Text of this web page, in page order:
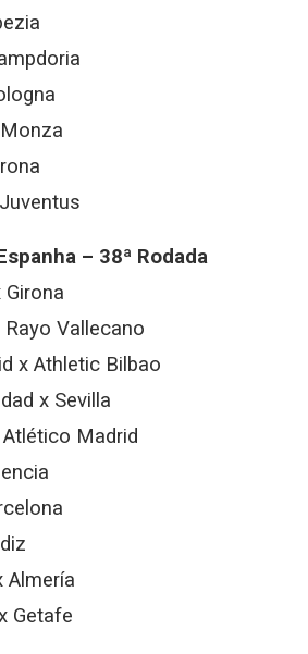
– 38ª Rodada
Girona
Vallecano
x Athletic Bilbao
x Sevilla
Madrid
Almería
Getafe